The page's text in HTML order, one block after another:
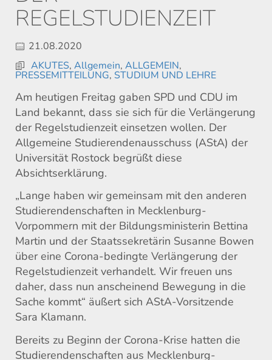
EGELSTUDIENZEIT
21.08.2020
AKUTES, Allgemein, ALLGEMEIN,
PRESSEMITTEILUNG, STUDIUM UND LEHRE
Am heutigen Freitag gaben SPD und CDU im
Land bekannt, dass sie sich für die Verlängerung
der Regelstudienzeit einsetzen wollen. Der
Allgemeine Studierendenausschuss (AStA) der
Universität Rostock begrüßt diese
Absichtserklärung.
„Lange haben wir gemeinsam mit den anderen
Studierendenschaften in Mecklenburg-
Vorpommern mit der Bildungsministerin Bettina
Martin und der Staatssekretärin Susanne Bowen
über eine Corona-bedingte Verlängerung der
Regelstudienzeit verhandelt. Wir freuen uns
daher, dass nun anscheinend Bewegung in die
Sache kommt“ äußert sich AStA-Vorsitzende
Sara Klamann.
Bereits zu Beginn der Corona-Krise hatten die
Studierendenschaften aus Mecklenburg-